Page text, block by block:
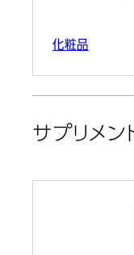
化粧品
サプリメン